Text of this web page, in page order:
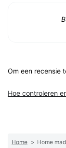
Om een recensie
Hoe controleren
Home > Home